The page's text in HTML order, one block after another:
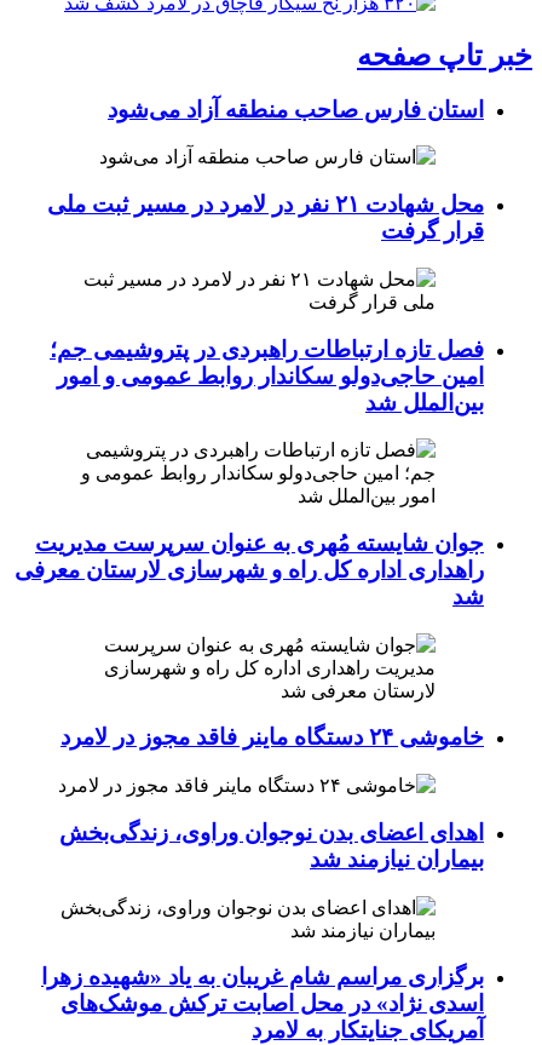
خبر تاپ صفحه
استان فارس صاحب منطقه آزاد می‌شود
محل شهادت ۲۱ نفر در لامرد در مسیر ثبت ملی
قرار گرفت
فصل تازه ارتباطات راهبردی در پتروشیمی جم؛
امین حاجی‌دولو سکاندار روابط عمومی و امور
بین‌الملل شد
جوان شایسته مُهری به عنوان سرپرست مدیریت
راهداری اداره کل راه و شهرسازی لارستان معرفی
شد
خاموشی ۲۴ دستگاه ماینر فاقد مجوز در لامرد
اهدای اعضای بدن نوجوان وراوی، زندگی‌بخش
بیماران نیازمند شد
برگزاری مراسم شام غریبان به یاد «شهیده زهرا
اسدی نژاد» در محل اصابت ترکش موشک‌های
آمریکای جنایتکار به لامرد